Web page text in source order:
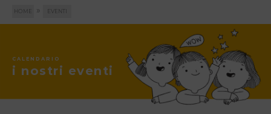
HOME »
CALENDARIO
i nostri eventi